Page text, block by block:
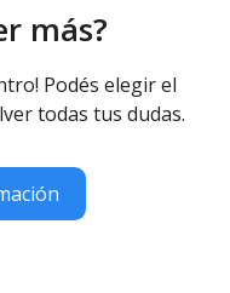
más?
Podés elegir el
todas tus dudas.